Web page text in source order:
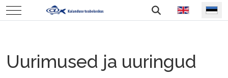
Mobile Menu Toggle Vali keel
Uurimused ja uuringud